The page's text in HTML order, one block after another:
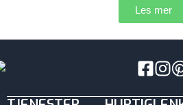
Les mer